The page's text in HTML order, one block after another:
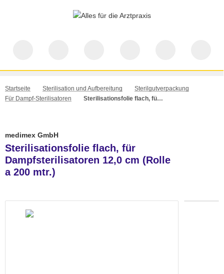
Startseite Sterilisation und Aufbereitung
Sterilgutverpackung
Für Dampf-Sterilisatoren
Sterilisationsfolie flach, für Dampfsterilisatoren 12,0 cm (Rolle a 200 mtr.)
medimex GmbH
Sterilisationsfolie flach, für
Dampfsterilisatoren 12,0 cm (Rolle
a 200 mtr.)